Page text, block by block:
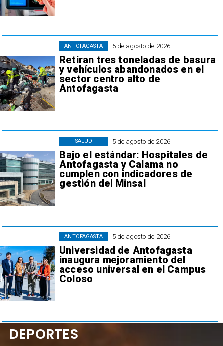
5 de agosto de 2026
Retiran tres toneladas de basura
y vehículos abandonados en el
sector centro alto de
Antofagasta
ANTOFAGASTA
5 de agosto de 2026
Bajo el estándar: Hospitales de
Antofagasta y Calama no
cumplen con indicadores de
gestión del Minsal
SALUD
5 de agosto de 2026
Universidad de Antofagasta
inaugura mejoramiento del
acceso universal en el Campus
Coloso
ANTOFAGASTA
DEPORTES